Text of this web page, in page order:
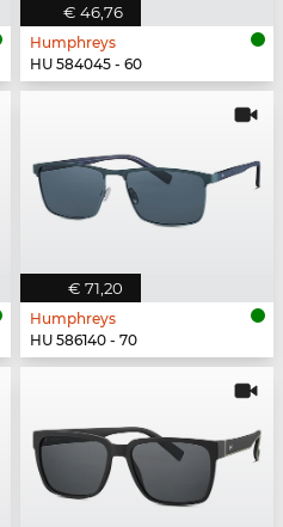
€ 46,76
Humphreys
HU 584045 - 60
€ 71,20
Humphreys
HU 586140 - 70